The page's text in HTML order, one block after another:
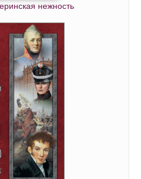
нежность